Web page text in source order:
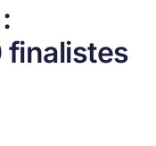
finalistes